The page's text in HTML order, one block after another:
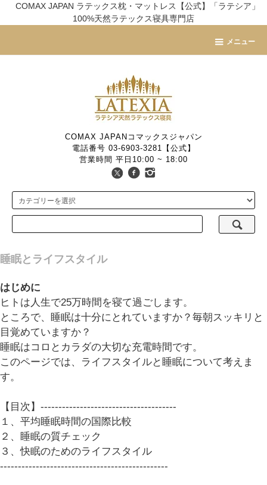
COMAX JAPAN ラテックス枕・マットレス【公式】「ラテシア」
100%天然ラテックス寝具専門店
メニュー
COMAX JAPANコマックスジャパン
電話番号 03-6903-3281【公式】
営業時間 平日10:00 ~ 18:00
睡眠とライフスタイル
はじめに
ヒトは人生で25万時間を寝て過ごします。
ところで、睡眠は十分にとれていますか？毎朝スッキリと
目覚めていますか？
睡眠はコロとカラダの大切な充電時間です。
このページでは、ライフスタイルと睡眠について考えま
す。
【目次】--------------------------------------
１、平均睡眠時間の国際比較
２、睡眠の質チェック
３、快眠のためのライフスタイル
-----------------------------------------------